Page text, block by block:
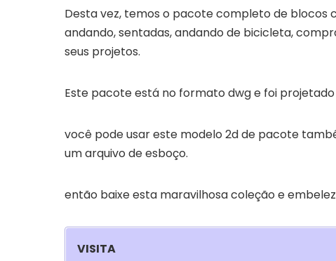
Desta vez, temos o pacote completo de blocos
andando, sentadas, andando de bicicleta,
seus projetos.
Este pacote está no formato dwg e foi
você pode usar este modelo 2d de pacote
um arquivo de esboço.
então baixe esta maravilhosa coleção e
VISITA